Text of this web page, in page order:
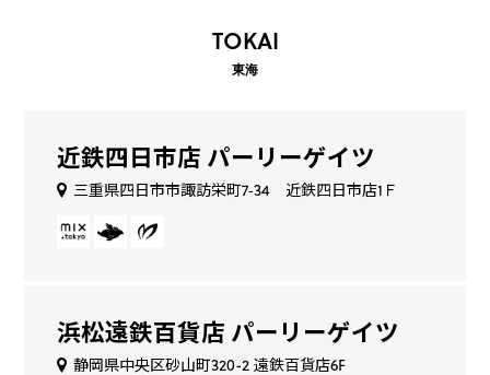
TOKAI
東海
近鉄四日市店 パーリーゲイツ
三重県四日市市諏訪栄町7-34 近鉄四日市店1Ｆ
浜松遠鉄百貨店 パーリーゲイツ
静岡県中央区砂山町320-2 遠鉄百貨店6F